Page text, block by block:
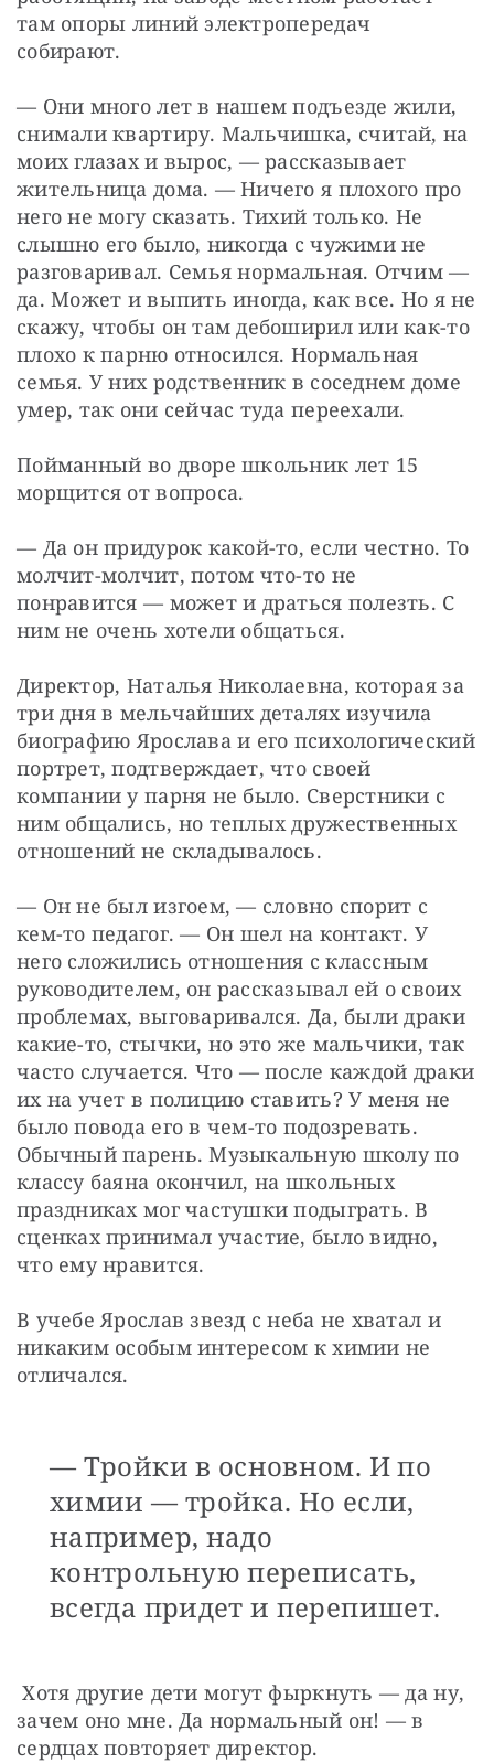
там опоры линий электропередач
собирают.
— Они много лет в нашем подъезде жили,
снимали квартиру. Мальчишка, считай, на
моих глазах и вырос, — рассказывает
жительница дома. — Ничего я плохого про
него не могу сказать. Тихий только. Не
слышно его было, никогда с чужими не
разговаривал. Семья нормальная. Отчим —
да. Может и выпить иногда, как все. Но я не
скажу, чтобы он там дебоширил или как-то
плохо к парню относился. Нормальная
семья. У них родственник в соседнем доме
умер, так они сейчас туда переехали.
Пойманный во дворе школьник лет 15
морщится от вопроса.
— Да он придурок какой-то, если честно. То
молчит-молчит, потом что-то не
понравится — может и драться полезть. С
ним не очень хотели общаться.
Директор, Наталья Николаевна, которая за
три дня в мельчайших деталях изучила
биографию Ярослава и его психологический
портрет, подтверждает, что своей
компании у парня не было. Сверстники с
ним общались, но теплых дружественных
отношений не складывалось.
— Он не был изгоем, — словно спорит с
кем-то педагог. — Он шел на контакт. У
него сложились отношения с классным
руководителем, он рассказывал ей о своих
проблемах, выговаривался. Да, были драки
какие-то, стычки, но это же мальчики, так
часто случается. Что — после каждой драки
их на учет в полицию ставить? У меня не
было повода его в чем-то подозревать.
Обычный парень. Музыкальную школу по
классу баяна окончил, на школьных
праздниках мог частушки подыграть. В
сценках принимал участие, было видно,
что ему нравится.
В учебе Ярослав звезд с неба не хватал и
никаким особым интересом к химии не
отличался.
— Тройки в основном. И по
химии — тройка. Но если,
например, надо
контрольную переписать,
всегда придет и перепишет.
Хотя другие дети могут фыркнуть — да ну,
зачем оно мне. Да нормальный он! — в
сердцах повторяет директор.